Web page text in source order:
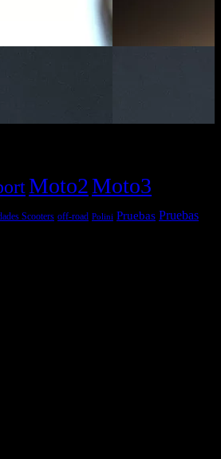
Moto2Moto3
Scooters off-road Polini Pruebas Pruebas